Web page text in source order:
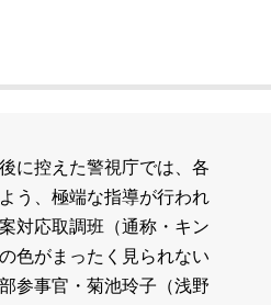
に控えた警視庁では、各
う、極端な指導が行われ
対応取調班（通称・キン
色がまったく見られない
参事官・菊池玲子（浅野